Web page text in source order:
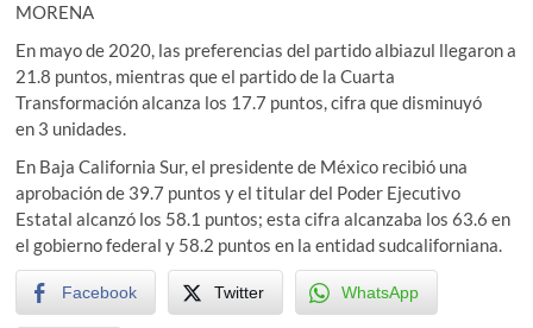
MORENA
En mayo de 2020, las preferencias del partido albiazul llegaron a
21.8 puntos, mientras que el partido de la Cuarta
Transformación alcanza los 17.7 puntos, cifra que disminuyó
en 3 unidades.
En Baja California Sur, el presidente de México recibió una
aprobación de 39.7 puntos y el titular del Poder Ejecutivo
Estatal alcanzó los 58.1 puntos; esta cifra alcanzaba los 63.6 en
el gobierno federal y 58.2 puntos en la entidad sudcaliforniana.
Facebook Twitter WhatsApp